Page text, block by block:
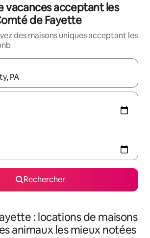
vacances acceptant les
de Fayette
des maisons uniques acceptant les
s'affichent, utilisez les flèches vers le
Rechercher
: locations de maisons
animaux les mieux notées